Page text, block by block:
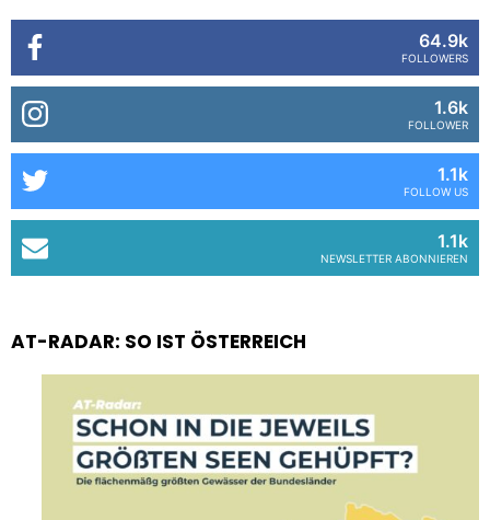
64.9k
FOLLOWERS
1.6k
FOLLOWER
1.1k
FOLLOW US
1.1k
NEWSLETTER ABONNIEREN
AT-RADAR: SO IST ÖSTERREICH